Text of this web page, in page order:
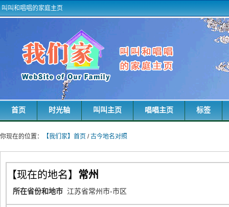
叫叫和唱唱的家庭主页
首页 时光轴 叫叫主页 唱唱主页 标签
你现在的位置： 【我们家】首页 /古今地名对照
【现在的地名】 常州
所在省份和地市 江苏省常州市-市区